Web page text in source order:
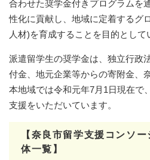
合わせた奨学金付きプログラムを
性化に貢献し、地域に定着するグ
人材)を育成することを目的として
派遣留学生の奨学金は、独立行政
付金、地元企業等からの寄附金、
本地域では令和元年7月1日現在で
支援をいただいています。
【奈良市留学支援コンソ
体一覧】